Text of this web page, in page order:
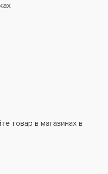
товар в магазинах в